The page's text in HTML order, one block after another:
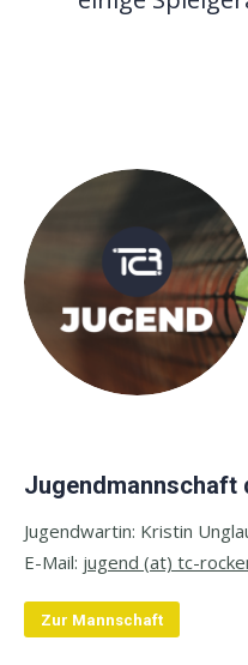
Jugendmannschaft
Jugendwartin: Kristin
E-Mail: jugend (at) tc-
Zur Mannschaft